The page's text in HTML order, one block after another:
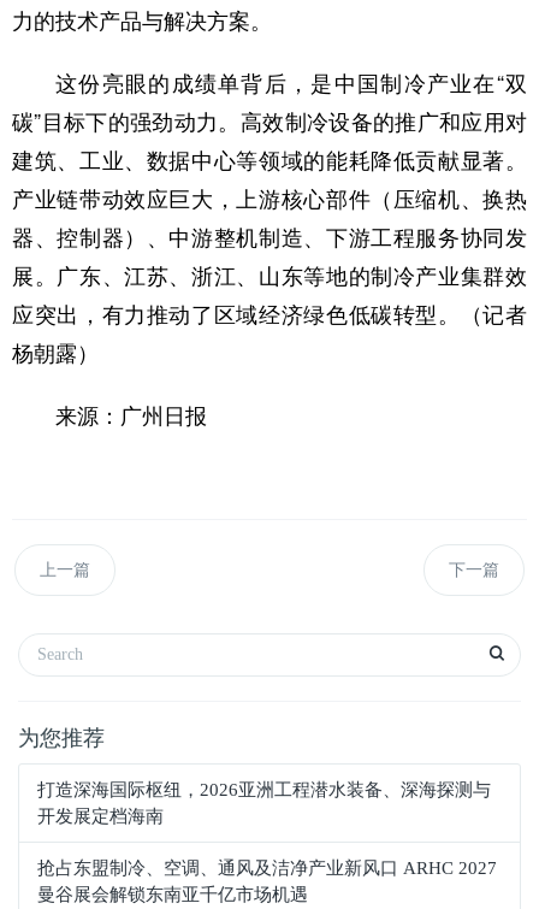
力的技术产品与解决方案。
这份亮眼的成绩单背后，是中国制冷产业在“双
碳”目标下的强劲动力。高效制冷设备的推广和应用对
建筑、工业、数据中心等领域的能耗降低贡献显著。
产业链带动效应巨大，上游核心部件（压缩机、换热
器、控制器）、中游整机制造、下游工程服务协同发
展。广东、江苏、浙江、山东等地的制冷产业集群效
应突出，有力推动了区域经济绿色低碳转型。（记者
杨朝露）
来源：广州日报
上一篇 下一篇
为您推荐
打造深海国际枢纽，2026亚洲工程潜水装备、深海探测与
开发展定档海南
抢占东盟制冷、空调、通风及洁净产业新风口 ARHC 2027
曼谷展会解锁东南亚千亿市场机遇